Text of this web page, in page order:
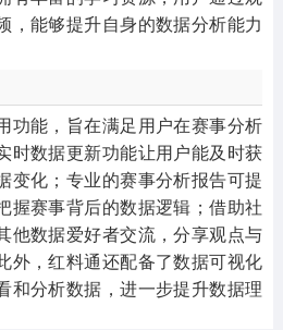
，能够提升自身的数据分析能力
功能，旨在满足用户在赛事分析
时数据更新功能让用户能及时获
变化；专业的赛事分析报告可提
握赛事背后的数据逻辑；借助社
他数据爱好者交流，分享观点与
外，红料通还配备了数据可视化
和分析数据，进一步提升数据理